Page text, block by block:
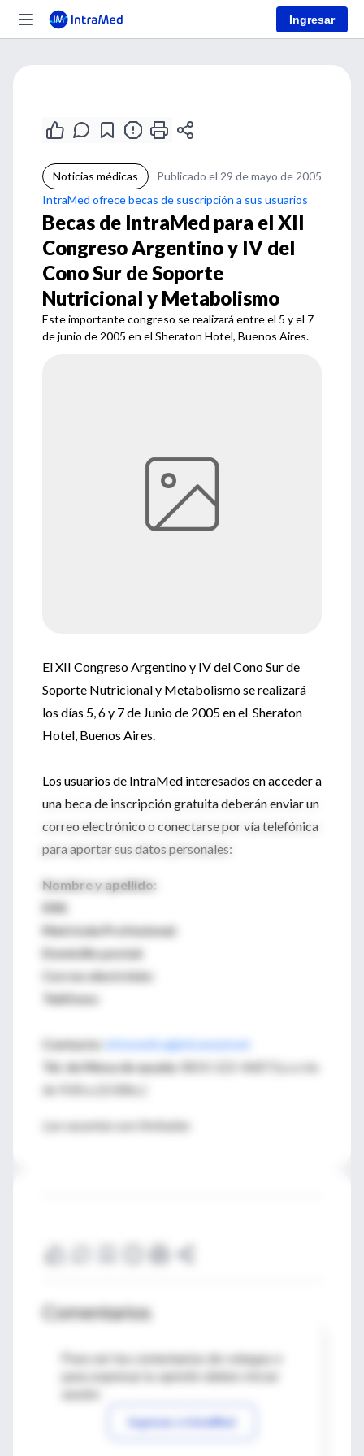
Ingresar
Noticias médicas
Publicado el 29 de mayo de 2005
IntraMed ofrece becas de suscripción a sus usuarios
Becas de IntraMed para el XII
Congreso Argentino y IV del
Cono Sur de Soporte
Nutricional y Metabolismo
Este importante congreso se realizará entre el 5 y el 7
de junio de 2005 en el Sheraton Hotel, Buenos Aires.
El XII Congreso Argentino y IV del Cono Sur de
Soporte Nutricional y Metabolismo se realizará
los días 5, 6 y 7 de Junio de 2005 en el Sheraton
Hotel, Buenos Aires.
Los usuarios de IntraMed interesados en acceder a
una beca de inscripción gratuita deberán enviar un
correo electrónico o conectarse por vía telefónica
para aportar sus datos personales:
Nombre y apellido:
DNI:
Matrícula Profesional:
Domicilio postal:
Correo electrónio:
Teléfono:
Contacto: infomedica@intramed.net
Tel. de Mesa de ayuda: 0810-222-4687 (Lu a vie.
de 9:00 a 22:00hs.)
Las vacantes son limitadas
Comentarios
Para ver los comentarios de colegas o
Ingresar a IntraMed